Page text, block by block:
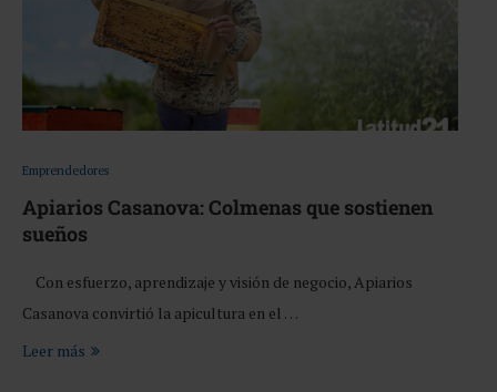
Emprendedores
Apiarios Casanova: Colmenas que sostienen
sueños
Con esfuerzo, aprendizaje y visión de negocio, Apiarios
Casanova convirtió la apicultura en el …
Leer más